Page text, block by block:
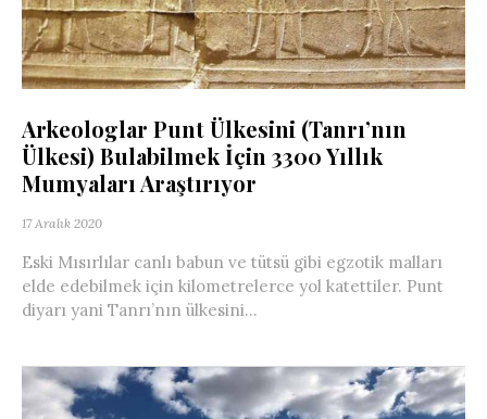
Arkeologlar Punt Ülkesini (Tanrı’nın
Ülkesi) Bulabilmek İçin 3300 Yıllık
Mumyaları Araştırıyor
17 Aralık 2020
Eski Mısırlılar canlı babun ve tütsü gibi egzotik malları
elde edebilmek için kilometrelerce yol katettiler. Punt
diyarı yani Tanrı’nın ülkesini...